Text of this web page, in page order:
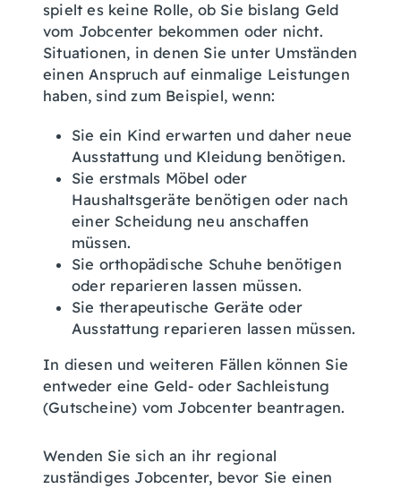
spielt es keine Rolle, ob Sie bislang Geld
vom Jobcenter bekommen oder nicht.
Situationen, in denen Sie unter Umständen
einen Anspruch auf einmalige Leistungen
haben, sind zum Beispiel, wenn:
Sie ein Kind erwarten und daher neue
Ausstattung und Kleidung benötigen.
Sie erstmals Möbel oder
Haushaltsgeräte benötigen oder nach
einer Scheidung neu anschaffen
müssen.
Sie orthopädische Schuhe benötigen
oder reparieren lassen müssen.
Sie therapeutische Geräte oder
Ausstattung reparieren lassen müssen.
In diesen und weiteren Fällen können Sie
entweder eine Geld- oder Sachleistung
(Gutscheine) vom Jobcenter beantragen.
Wenden Sie sich an ihr regional
zuständiges Jobcenter, bevor Sie einen